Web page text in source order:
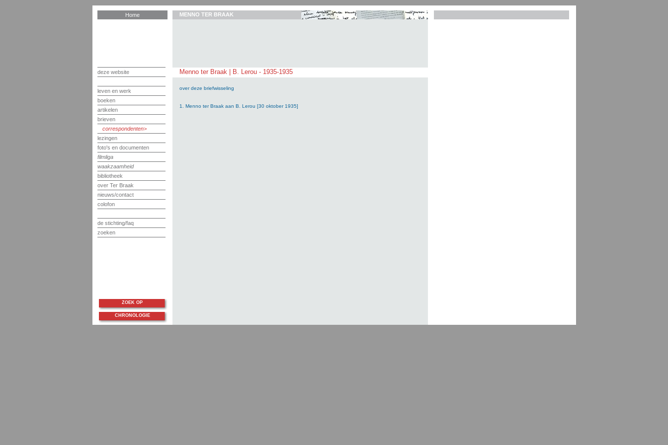
Home
deze website
leven en werk
boeken
artikelen
brieven
correspondenten
lezingen
foto's en documenten
filmliga
waakzaamheid
bibliotheek
over Ter Braak
nieuws/contact
colofon
de stichting/faq
zoeken
MENNO TER BRAAK
Menno ter Braak | B. Lerou - 1935-1935
over deze briefwisseling
1. Menno ter Braak aan B. Lerou [30 oktober 1935]
ZOEK OP
CHRONOLOGIE